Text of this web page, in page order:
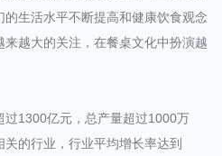
生活水平不断提高和健康饮食观念
越大的关注，在餐桌文化中扮演越
1300亿元，总产量超过1000万
的行业，行业平均增长率达到